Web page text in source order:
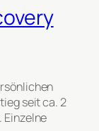
seit ca. 2